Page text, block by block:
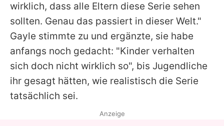
wirklich, dass alle Eltern diese Serie sehen
sollten. Genau das passiert in dieser Welt."
Gayle stimmte zu und ergänzte, sie habe
anfangs noch gedacht: "Kinder verhalten
sich doch nicht wirklich so", bis Jugendliche
ihr gesagt hätten, wie realistisch die Serie
tatsächlich sei.
Anzeige